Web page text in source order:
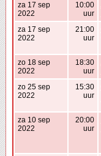
za 17 sep
2022
10:00
uur
za 17 sep
2022
21:00
uur
zo 18 sep
2022
18:30
uur
zo 25 sep
2022
15:30
uur
za 10 sep
2022
20:00
uur